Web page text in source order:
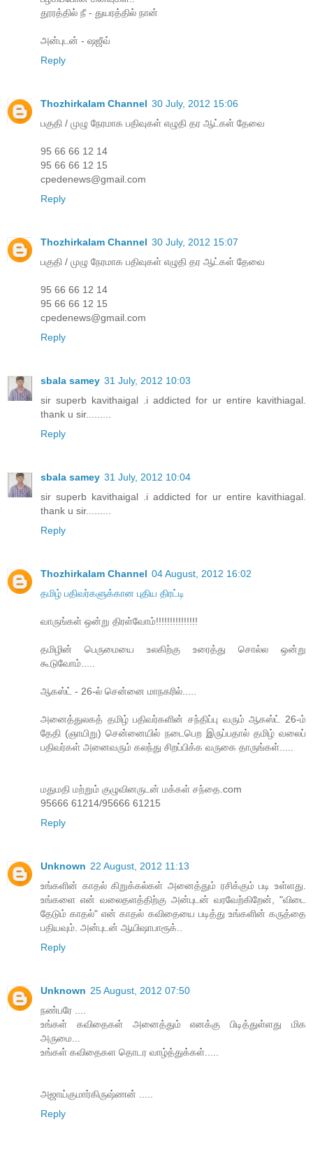
தூரத்தில் நீ - துயரத்தில் நான்
அன்புடன் - ஷஜீவ்
Reply
Thozhirkalam Channel 30 July, 2012 15:06
பகுதி / முழு நேரமாக பதிவுகள் எழுதி தர ஆட்கள் தேவை
95 66 66 12 14
95 66 66 12 15
cpedenews@gmail.com
Reply
Thozhirkalam Channel 30 July, 2012 15:07
பகுதி / முழு நேரமாக பதிவுகள் எழுதி தர ஆட்கள் தேவை
95 66 66 12 14
95 66 66 12 15
cpedenews@gmail.com
Reply
sbala samey 31 July, 2012 10:03
sir superb kavithaigal .i addicted for ur entire kavithiagal.
thank u sir.........
Reply
sbala samey 31 July, 2012 10:04
sir superb kavithaigal .i addicted for ur entire kavithiagal.
thank u sir.........
Reply
Thozhirkalam Channel 04 August, 2012 16:02
தமிழ் பதிவர்களுக்கான புதிய திரட்டி
வாருங்கள் ஒன்று திரள்வோம்!!!!!!!!!!!!!!!
தமிழின் பெருமையை உலகிற்கு உரைத்து சொல்ல ஒன்று
கூடுவோம்.....
ஆகஸ்ட் - 26-ல் சென்னை மாநகரில்.....
அனைத்துலகத் தமிழ் பதிவர்களின் சந்திப்பு வரும் ஆகஸ்ட் 26-ம்
தேதி (ஞாயிறு) சென்னையில் நடைபெற இருப்பதால் தமிழ் வலைப்
பதிவர்கள் அனைவரும் கலந்து சிறப்பிக்க வருகை தாருங்கள்.....
மதுமதி மற்றும் குழுவினருடன் மக்கள் சந்தை.com
95666 61214/95666 61215
Reply
Unknown 22 August, 2012 11:13
உங்களின் காதல் கிறுக்கல்கள் அனைத்தும் ரசிக்கும் படி உள்ளது.
உங்களை என் வலைதளத்திற்கு அன்புடன் வரவேற்கிறேன், "விடை
தேடும் காதல்" என் காதல் கவிதையை படித்து உங்களின் கருத்தை
பதியவும். அன்புடன் ஆயிஷாபாரூக்..
Reply
Unknown 25 August, 2012 07:50
நண்பரே ....
உங்கள் கவிதைகள் அனைத்தும் எனக்கு பிடித்துள்ளது மிக
அருமை...
உங்கள் கவிதைகள தொடர வாழ்த்துக்கள்.....
அஜாய்குமார்கிருஷ்ணன் .....
Reply